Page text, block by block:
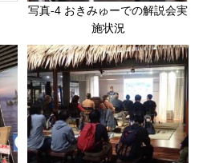
写真-4 おきみゅーでの解説会実
施状況